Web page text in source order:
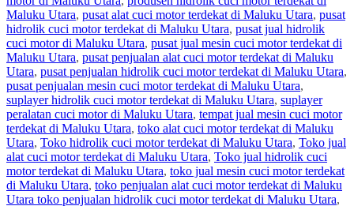
Maluku Utara, pusat alat cuci motor terdekat di Maluku Utara, pusat
hidrolik cuci motor terdekat di Maluku Utara, pusat jual hidrolik
cuci motor di Maluku Utara, pusat jual mesin cuci motor terdekat di
Maluku Utara, pusat penjualan alat cuci motor terdekat di Maluku
Utara, pusat penjualan hidrolik cuci motor terdekat di Maluku Utara,
pusat penjualan mesin cuci motor terdekat di Maluku Utara,
suplayer hidrolik cuci motor terdekat di Maluku Utara, suplayer
peralatan cuci motor di Maluku Utara, tempat jual mesin cuci motor
terdekat di Maluku Utara, toko alat cuci motor terdekat di Maluku
Utara, Toko hidrolik cuci motor terdekat di Maluku Utara, Toko jual
alat cuci motor terdekat di Maluku Utara, Toko jual hidrolik cuci
motor terdekat di Maluku Utara, toko jual mesin cuci motor terdekat
di Maluku Utara, toko penjualan alat cuci motor terdekat di Maluku
Utara toko penjualan hidrolik cuci motor terdekat di Maluku Utara,